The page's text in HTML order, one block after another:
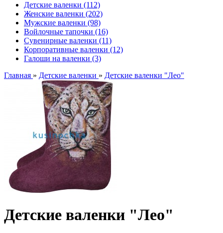
Детские валенки (112)
Женские валенки (202)
Мужские валенки (98)
Войлочные тапочки (16)
Сувенирные валенки (11)
Корпоративные валенки (12)
Галоши на валенки (3)
Главная » Детские валенки » Детские валенки "Лео"
Детские валенки "Лео"